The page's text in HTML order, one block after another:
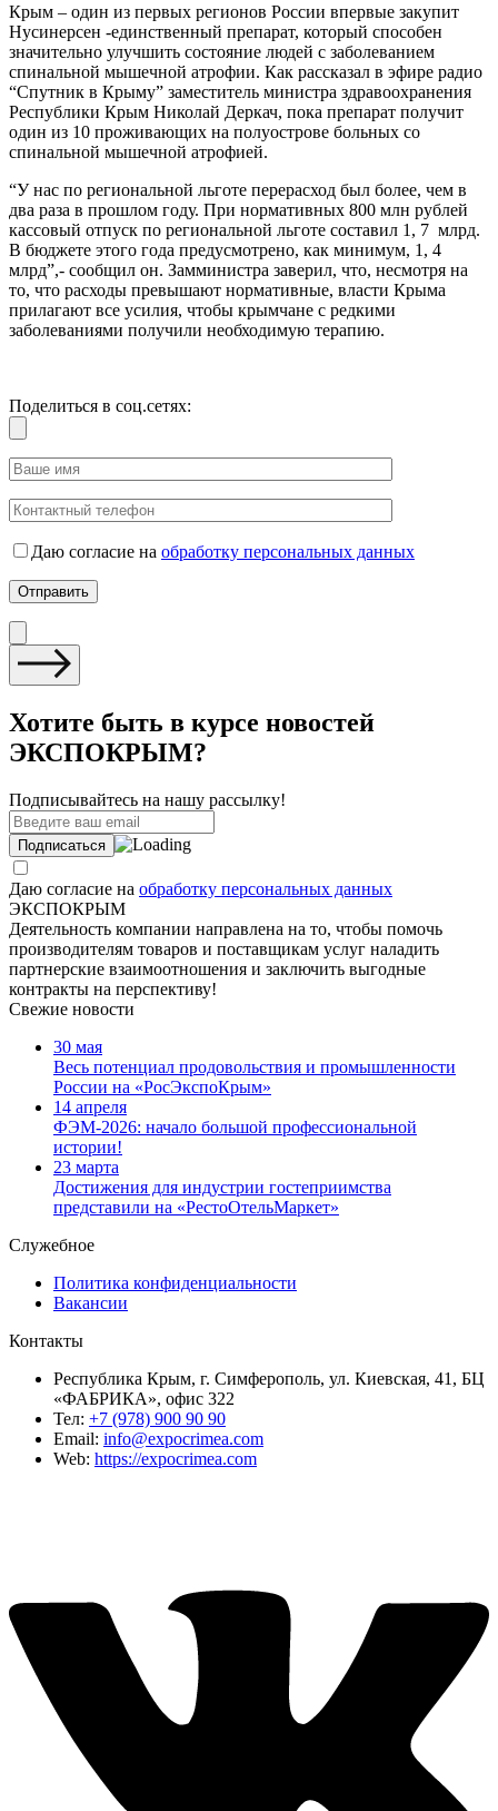
Крым – один из первых регионов России впервые закупит
Нусинерсен -единственный препарат, который способен
значительно улучшить состояние людей с заболеванием
спинальной мышечной атрофии. Как рассказал в эфире радио
“Спутник в Крыму” заместитель министра здравоохранения
Республики Крым Николай Деркач, пока препарат получит
один из 10 проживающих на полуострове больных со
спинальной мышечной атрофией.
“У нас по региональной льготе перерасход был более, чем в
два раза в прошлом году. При нормативных 800 млн рублей
кассовый отпуск по региональной льготе составил 1, 7 млрд.
В бюджете этого года предусмотрено, как минимум, 1, 4
млрд”,- сообщил он. Замминистра заверил, что, несмотря на
то, что расходы превышают нормативные, власти Крыма
прилагают все усилия, чтобы крымчане с редкими
заболеваниями получили необходимую терапию.
Поделиться в соц.сетях:
Даю согласие на обработку персональных данных
Хотите быть в курсе новостей
ЭКСПОКРЫМ?
Подписывайтесь на нашу рассылку!
Даю согласие на обработку персональных данных
ЭКСПОКРЫМ
Деятельность компании направлена на то, чтобы помочь
производителям товаров и поставщикам услуг наладить
партнерские взаимоотношения и заключить выгодные
контракты на перспективу!
Свежие новости
30 мая
Весь потенциал продовольствия и промышленности
России на «РосЭкспоКрым»
14 апреля
ФЭМ-2026: начало большой профессиональной
истории!
23 марта
Достижения для индустрии гостеприимства
представили на «РестоОтельМаркет»
Служебное
Политика конфиденциальности
Вакансии
Контакты
Республика Крым, г. Симферополь, ул. Киевская, 41, БЦ
«ФАБРИКА», офис 322
Тел: +7 (978) 900 90 90
Email: info@expocrimea.com
Web: https://expocrimea.com